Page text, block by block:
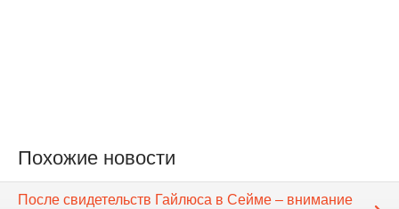
Похожие новости
После свидетельств Гайлюса в Сейме – внимание